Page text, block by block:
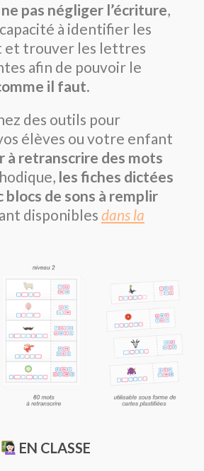
pas négliger l’écriture,
capacité à identifier les
et trouver les lettres
afin de pouvoir le
il faut.
des outils pour
élèves ou votre enfant
à retranscrire des mots
les fiches dictées
de sons à remplir
disponibles dans la
EN CLASSE